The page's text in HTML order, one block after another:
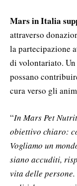
Mars in Italia
attraverso
la partecipazione
di volontariato.
possano
cura verso gli
“In Mars Pet
obiettivo chiaro:
Vogliamo un
siano accuditi,
vita delle